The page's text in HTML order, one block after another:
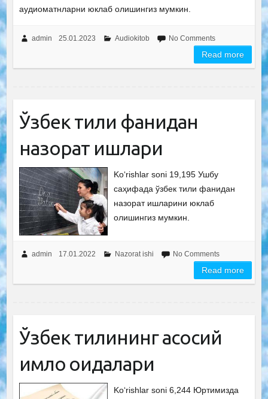
аудиоматнларни юклаб олишингиз мумкин.
admin 25.01.2023 Audiokitob No Comments
Read more
Ўзбек тили фанидан
назорат ишлари
Ko‘rishlar soni 19,195 Ушбу
саҳифада ўзбек тили фанидан
назорат ишларини юклаб
олишингиз мумкин.
admin 17.01.2022 Nazorat ishi No Comments
Read more
Ўзбек тилининг асосий
имло қоидалари
Ko‘rishlar soni 6,244 Юртимизда